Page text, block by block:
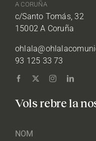
A CORUÑA
c/Santo Tomás, 32
15002 A Coruña
93 125 33 73
Vols rebre la